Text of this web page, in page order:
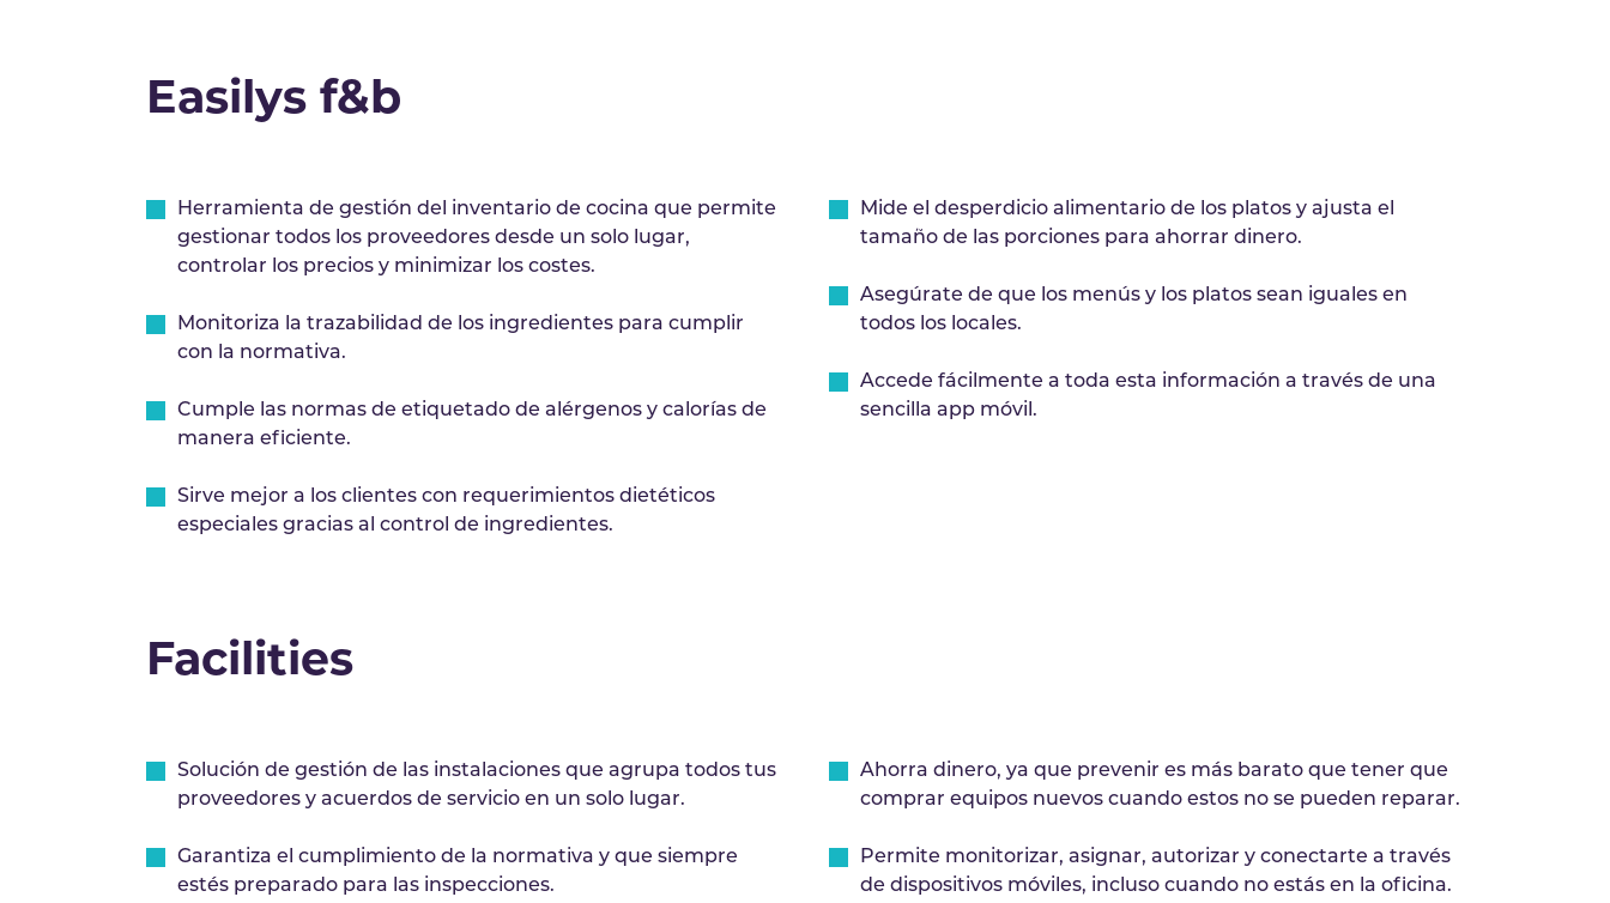
Easilys f&b
Herramienta de gestión del inventario de cocina que permite
gestionar todos los proveedores desde un solo lugar,
controlar los precios y minimizar los costes.
Monitoriza la trazabilidad de los ingredientes para cumplir
con la normativa.
Cumple las normas de etiquetado de alérgenos y calorías de
manera eficiente.
Sirve mejor a los clientes con requerimientos dietéticos
especiales gracias al control de ingredientes.
Mide el desperdicio alimentario de los platos y ajusta el
tamaño de las porciones para ahorrar dinero.
Asegúrate de que los menús y los platos sean iguales en
todos los locales.
Accede fácilmente a toda esta información a través de una
sencilla app móvil.
Facilities
Solución de gestión de las instalaciones que agrupa todos tus
proveedores y acuerdos de servicio en un solo lugar.
Garantiza el cumplimiento de la normativa y que siempre
estés preparado para las inspecciones.
Ahorra dinero, ya que prevenir es más barato que tener que
comprar equipos nuevos cuando estos no se pueden reparar.
Permite monitorizar, asignar, autorizar y conectarte a través
de dispositivos móviles, incluso cuando no estás en la oficina.